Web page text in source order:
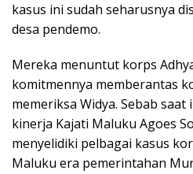
kasus ini sudah seharusnya
desa pendemo.
Mereka menuntut korps
komitmennya memberantas
memeriksa Widya. Sebab
kinerja Kajati Maluku Agoes
menyelidiki pelbagai kasus
Maluku era pemerintahan